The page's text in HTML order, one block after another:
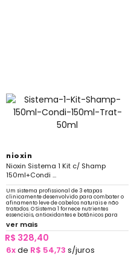
nioxin
Nioxin Sistema 1 Kit c/ Shamp
150ml+Condi ...
Um sistema profissional de 3 etapas
clinicamente desenvolvido para combater o
afinamento leve de cabelos naturais e não
tratados. O Sistema 1 fornece nutrientes
essenciais, antioxidantes e botânicos para
refrescar, nutrir e proteger
ver mais
R$ 328,40
6xde R$ 54,73 s/juros